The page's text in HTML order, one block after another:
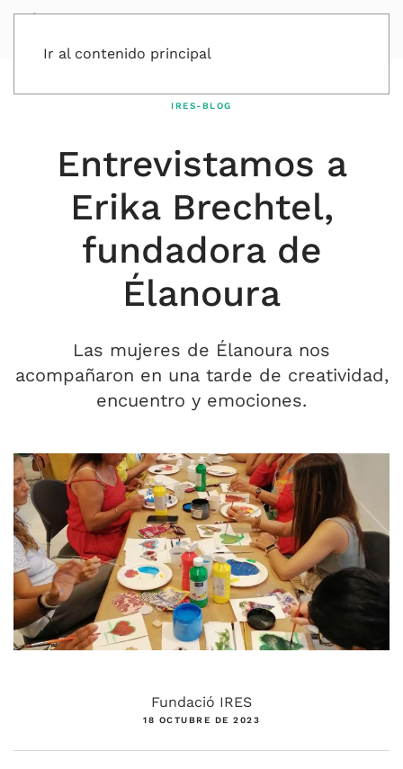
Ir al contenido principal
IRES-BLOG
Entrevistamos a
Erika Brechtel,
fundadora de
Élanoura
Las mujeres de Élanoura nos
acompañaron en una tarde de creatividad,
encuentro y emociones.
Fundació IRES
18 OCTUBRE DE 2023